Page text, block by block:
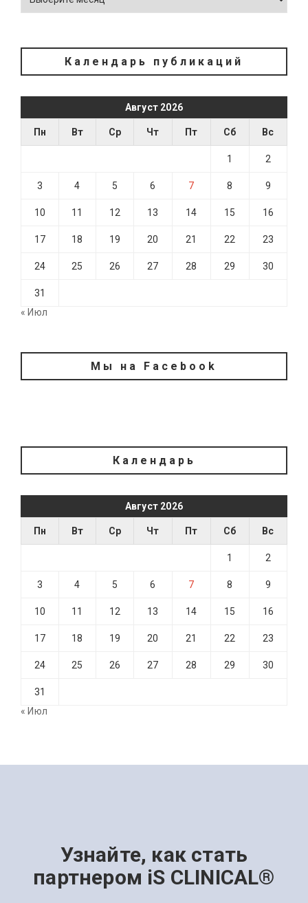
Календарь публикаций
Август 2026
Пн Вт Ср Чт Пт Сб Вс
1 2
3 4 5 6 7 8 9
10 11 12 13 14 15 16
17 18 19 20 21 22 23
24 25 26 27 28 29 30
31
« Июл
Мы на Facebook
Календарь
Август 2026
Пн Вт Ср Чт Пт Сб Вс
1 2
3 4 5 6 7 8 9
10 11 12 13 14 15 16
17 18 19 20 21 22 23
24 25 26 27 28 29 30
31
« Июл
Узнайте, как стать
партнером iS CLINICAL®